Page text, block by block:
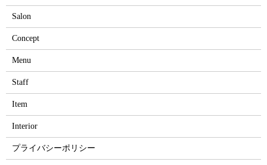
Salon
Concept
Menu
Staff
Item
Interior
プライバシーポリシー